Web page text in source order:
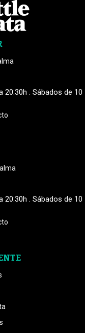
20:30h . Sábados de 10
20:30h . Sábados de 10